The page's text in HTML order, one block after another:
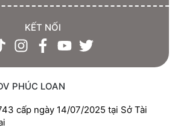
KẾT NỐI
PHÚC LOAN
cấp ngày 14/07/2025 tại Sở Tài